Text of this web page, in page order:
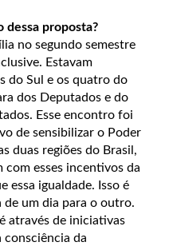
dessa proposta?
no segundo semestre
Estavam
do Sul e os quatro do
dos Deputados e do
Esse encontro foi
de sensibilizar o Poder
duas regiões do Brasil,
com esses incentivos da
essa igualdade. Isso é
de um dia para o outro.
através de iniciativas
consciência da